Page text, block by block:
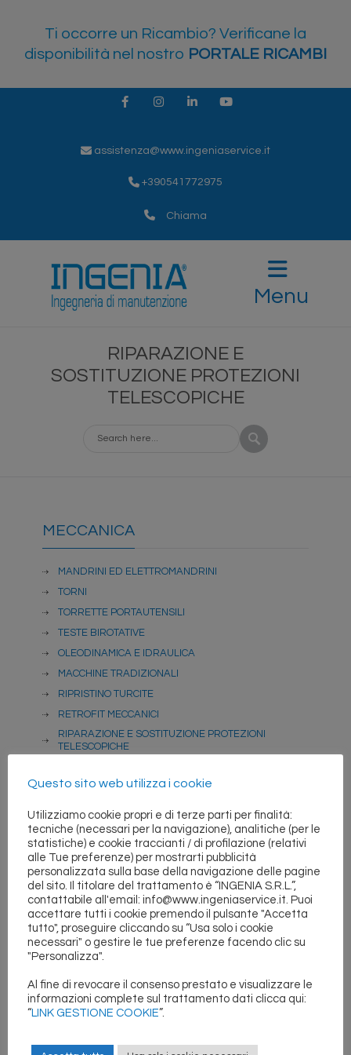
Ti occorre un Ricambio? Verificane la
disponibilità nel nostro PORTALE RICAMBI
assistenza@www.ingeniaservice.it
+390541772975
Chiama
Menu
RIPARAZIONE E
SOSTITUZIONE PROTEZIONI
TELESCOPICHE
MECCANICA
MANDRINI ED ELETTROMANDRINI
TORNI
TORRETTE PORTAUTENSILI
TESTE BIROTATIVE
OLEODINAMICA E IDRAULICA
MACCHINE TRADIZIONALI
RIPRISTINO TURCITE
RETROFIT MECCANICI
RIPARAZIONE E SOSTITUZIONE PROTEZIONI
TELESCOPICHE
SISTEMI DI CAMBIO UTENSILI
TAVOLE GIREVOLI
SISTEMI DI MOVIMENTAZIONE LINEARE
CARICABARRE
〈〈〈 A T T I V I T A’
↓ ↓ ↓ G A L L E R Y
Questo sito web utilizza i cookie
Utilizziamo cookie propri e di terze parti per finalità:
tecniche (necessari per la navigazione), analitiche (per le
statistiche) e cookie traccianti / di profilazione (relativi
alle Tue preferenze) per mostrarti pubblicità
personalizzata sulla base della navigazione delle pagine
del sito. Il titolare del trattamento è “INGENIA S.R.L.”,
contattabile all'email: info@www.ingeniaservice.it. Puoi
accettare tutti i cookie premendo il pulsante "Accetta
tutto", proseguire cliccando su “Usa solo i cookie
necessari" o gestire le tue preferenze facendo clic su
"Personalizza".
Al fine di revocare il consenso prestato e visualizzare le
informazioni complete sul trattamento dati clicca qui:
“LINK GESTIONE COOKIE”.